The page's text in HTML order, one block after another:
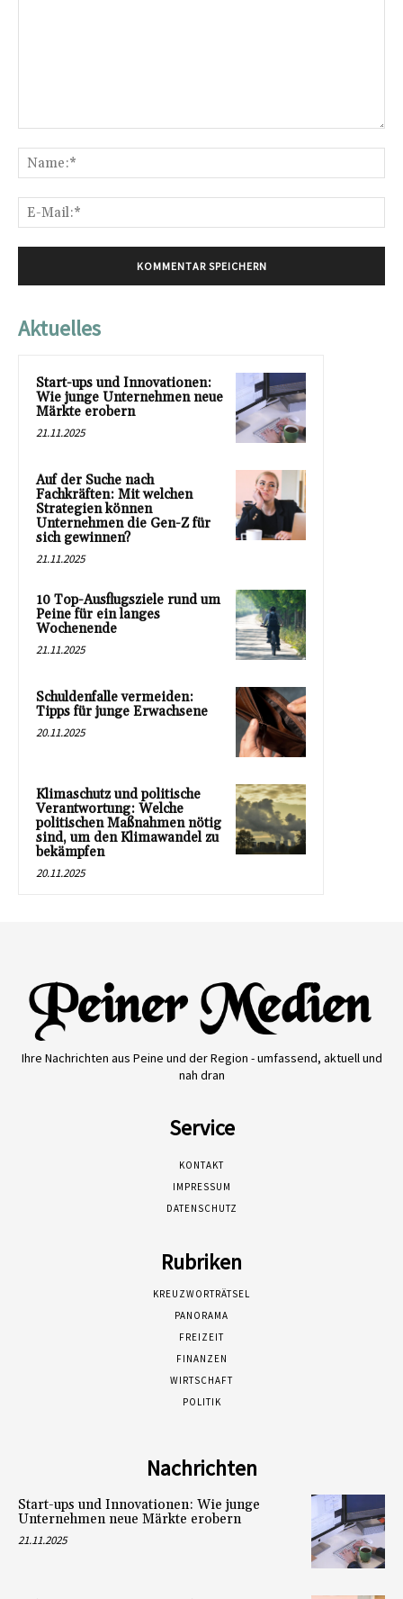
Aktuelles
Start-ups und Innovationen:
Wie junge Unternehmen neue
Märkte erobern
21.11.2025
Auf der Suche nach
Fachkräften: Mit welchen
Strategien können
Unternehmen die Gen-Z für
sich gewinnen?
21.11.2025
10 Top-Ausflugsziele rund um
Peine für ein langes
Wochenende
21.11.2025
Schuldenfalle vermeiden:
Tipps für junge Erwachsene
20.11.2025
Klimaschutz und politische
Verantwortung: Welche
politischen Maßnahmen nötig
sind, um den Klimawandel zu
bekämpfen
20.11.2025
Ihre Nachrichten aus Peine und der Region - umfassend, aktuell und
nah dran
Service
KONTAKT
IMPRESSUM
DATENSCHUTZ
Rubriken
KREUZWORTRÄTSEL
PANORAMA
FREIZEIT
FINANZEN
WIRTSCHAFT
POLITIK
Nachrichten
Start-ups und Innovationen: Wie junge
Unternehmen neue Märkte erobern
21.11.2025